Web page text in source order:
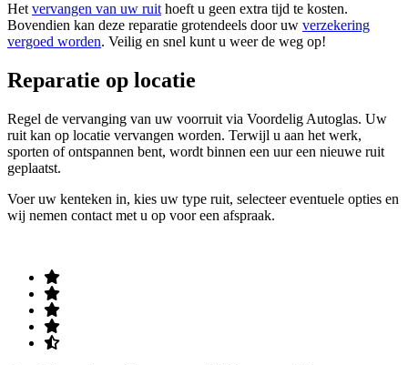
Hetvervangen van uw ruithoeft u geen extra tijd te kosten.
Bovendien kan deze reparatie grotendeels door uw verzekering
vergoed worden. Veilig en snel kunt u weer de weg op!
Reparatie op locatie
Regel de vervanging van uw voorruit via Voordelig Autoglas. Uw
ruit kan op locatie vervangen worden. Terwijl u aan het werk,
sporten of ontspannen bent, wordt binnen een uur een nieuwe ruit
geplaatst.
Voer uw kenteken in, kies uw type ruit, selecteer eventuele opties en
wij nemen contact met u op voor een afspraak.